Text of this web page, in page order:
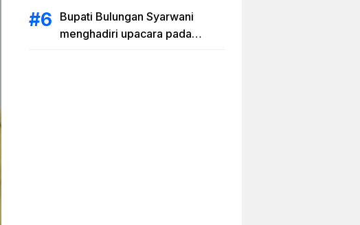
Bupati Bulungan Syarwani
menghadiri upacara pada